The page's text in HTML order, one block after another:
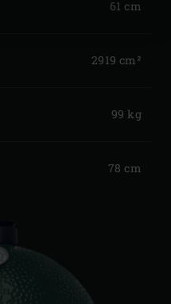
61 cm
2919 cm²
99 kg
78 cm